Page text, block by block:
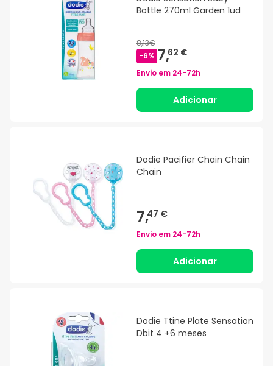
Bottle 270ml Garden 1ud
8,13€
-6% 7,62 €
Envio em 24-72h
Adicionar
Dodie Pacifier Chain Chain
Chain
7,47 €
Envio em 24-72h
Adicionar
Dodie Ttine Plate Sensation
Dbit 4 +6 meses